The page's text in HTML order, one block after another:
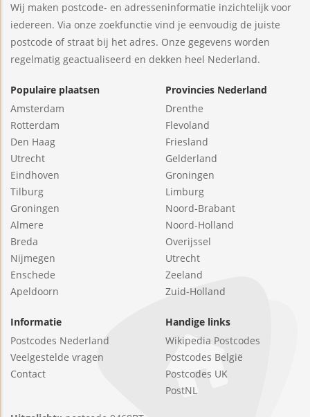
Wij maken postcode- en adresseninformatie inzichtelijk voor
iedereen. Via onze zoekfunctie vind je eenvoudig de juiste
postcode of straat bij het adres. Onze gegevens worden
regelmatig geactualiseerd en dekken heel Nederland.
Populaire plaatsen
Amsterdam
Rotterdam
Den Haag
Utrecht
Eindhoven
Tilburg
Groningen
Almere
Breda
Nijmegen
Enschede
Apeldoorn
Provincies Nederland
Drenthe
Flevoland
Friesland
Gelderland
Groningen
Limburg
Noord-Brabant
Noord-Holland
Overijssel
Utrecht
Zeeland
Zuid-Holland
Informatie
Postcodes Nederland
Veelgestelde vragen
Contact
Handige links
Wikipedia Postcodes
Postcodes België
Postcodes UK
PostNL